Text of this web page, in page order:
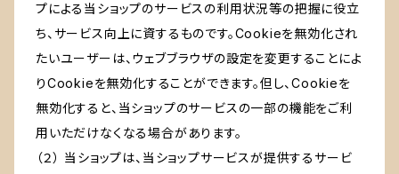
プによる当ショップのサービスの利用状況等の把握に役立
ち、サービス向上に資するものです。Cookieを無効化され
たいユーザーは、ウェブブラウザの設定を変更することによ
りCookieを無効化することができます。但し、Cookieを
無効化すると、当ショップのサービスの一部の機能をご利
用いただけなくなる場合があります。
（２） 当ショップは、当ショップサービスが提供するサービ